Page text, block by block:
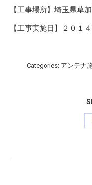
【工事場所】埼玉県
【工事実施日】２０１
Categories: アンテナ